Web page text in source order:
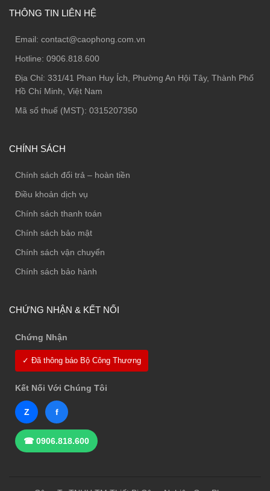
THÔNG TIN LIÊN HỆ
Email: contact@caophong.com.vn
Hotline: 0906.818.600
Địa Chỉ: 331/41 Phan Huy Ích, Phường An Hội Tây, Thành Phố
Hồ Chí Minh, Việt Nam
Mã số thuế (MST): 0315207350
CHÍNH SÁCH
Chính sách đổi trả – hoàn tiền
Điều khoản dịch vụ
Chính sách thanh toán
Chính sách bảo mật
Chính sách vận chuyển
Chính sách bảo hành
CHỨNG NHẬN & KẾT NỐI
Chứng Nhận
✓ Đã thông báo Bộ Công Thương
Kết Nối Với Chúng Tôi
Z f
☎ 0906.818.600